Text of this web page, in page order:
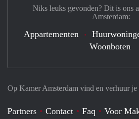
Op Kamer Amsterdam vind en verhuur
Partners Contact Faq
Voor
Niks leuks gevonden? Dit is ons
Amsterdam:
Appartementen
Woonboten